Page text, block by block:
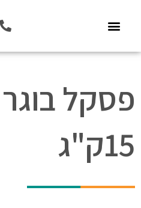
n
a
l
t
פסקל
15ק"ג